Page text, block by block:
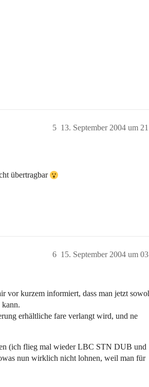
13. September 2004 um
5
übertragbar
15. September 2004 um
6
vor kurzem informiert, dass man jetzt
kann.
erhältliche fare verlangt wird, und ne
(ich flieg mal wieder LBC STN DUB und
nun wirklich nicht lohnen, weil man für